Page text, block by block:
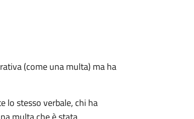
(come una multa) ma ha
lo stesso verbale, chi ha